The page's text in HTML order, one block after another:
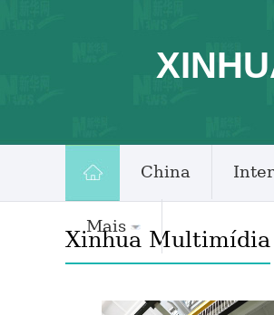
China
Mais
Xinhua Multimídia